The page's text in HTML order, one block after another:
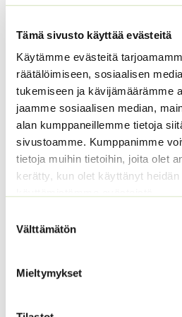
Tämä sivusto käyttää evästeitä
Käytämme evästeitä
räätälöimiseen, sosiaalisen
tukemiseen ja kävijämäärämme
jaamme sosiaalisen median,
alan kumppaneillemme tietoja
sivustoamme. Kumppanimme
tietoja muihin tietoihin, joita olet
kerätty, kun olet käyttänyt
valinta
Välttämätön
Mieltymykset
Yrttiselleri, eri
pakkauskokoja
saatavilla
25,00
Hintaluokka:
2,50 €
-
25,00 €
Punajuuri Pablo F1